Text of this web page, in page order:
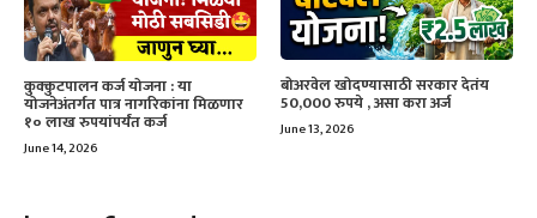
कुक्कुटपालन कर्ज योजना : या
योजनेअंतर्गत पात्र नागरिकांना मिळणार
१० लाख रुपयांपर्यंत कर्ज
June 14, 2026
बोअरवेल खोदण्यासाठी सरकार देतंय
50,000 रुपये , असा करा अर्ज
June 13, 2026